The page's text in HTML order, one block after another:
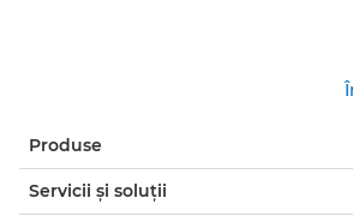
Produse
Servicii şi soluţii